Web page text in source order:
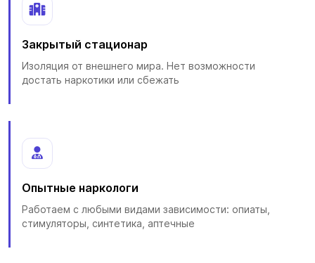
Закрытый стационар
Изоляция от внешнего мира. Нет возможности
достать наркотики или сбежать
Опытные наркологи
Работаем с любыми видами зависимости: опиаты,
стимуляторы, синтетика, аптечные